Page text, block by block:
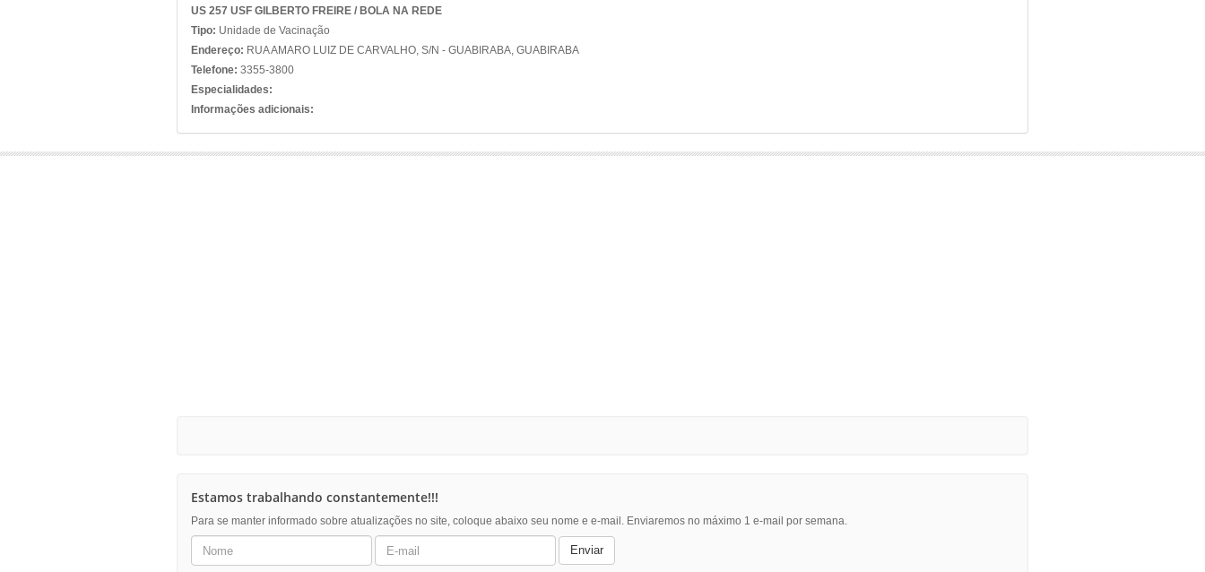
US 257 USF GILBERTO FREIRE / BOLA NA REDE
Tipo: Unidade de Vacinação
Endereço: RUA AMARO LUIZ DE CARVALHO, S/N - GUABIRABA, GUABIRABA
Telefone: 3355-3800
Especialidades:
Informações adicionais:
Estamos trabalhando constantemente!!!
Para se manter informado sobre atualizações no site, coloque abaixo seu nome e e-mail. Enviaremos no máximo 1 e-mail por semana.
Enviar